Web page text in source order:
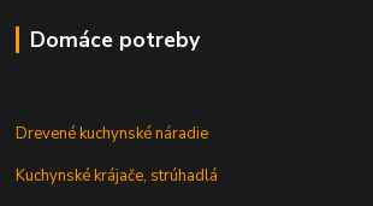
Domáce potreby
Drevené kuchynské náradie
Kuchynské krájače, strúhadlá